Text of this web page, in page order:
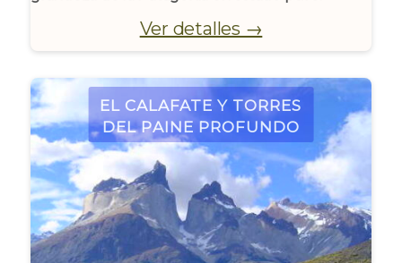
Ver detalles →
El Calafate y Torres
del Paine Profundo